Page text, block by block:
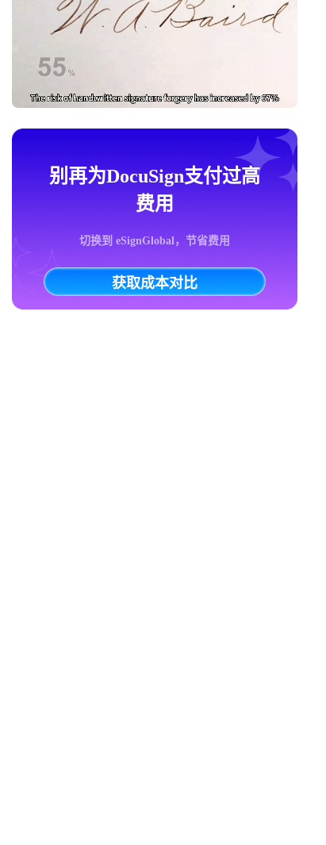
别再为DocuSign支付过高
费用
切换到 eSignGlobal，节省费用
获取成本对比